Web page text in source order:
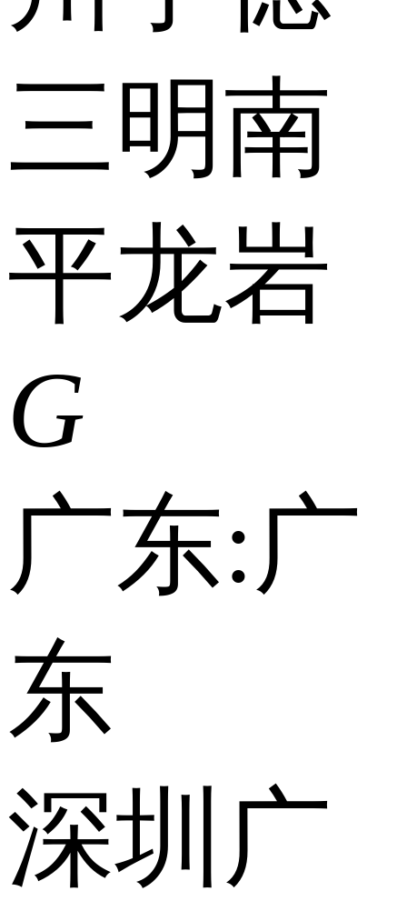
三明南
平龙岩
G
广东:广
东
深圳 广